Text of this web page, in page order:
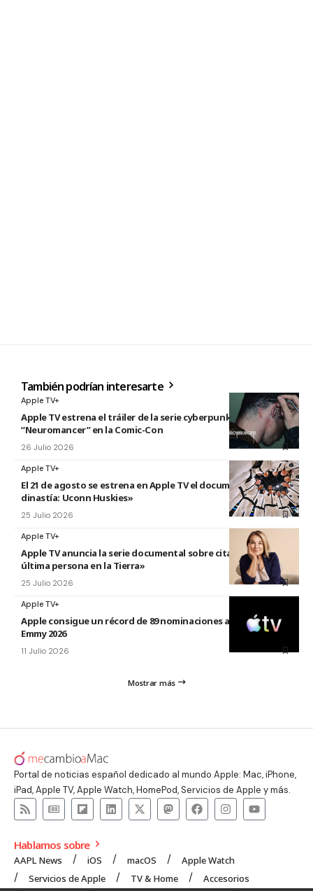
También podrían interesarte
Apple TV+
Apple TV estrena el tráiler de la serie cyberpunk
“Neuromancer” en la Comic-Con
26 Julio 2026
Apple TV+
El 21 de agosto se estrena en Apple TV el documental «La
dinastía: Uconn Huskies»
25 Julio 2026
Apple TV+
Apple TV anuncia la serie documental sobre citas titulada «La
última persona en la Tierra»
25 Julio 2026
Apple TV+
Apple consigue un récord de 89 nominaciones a los premios
Emmy 2026
11 Julio 2026
Mostrar más
Portal de noticias español dedicado al mundo Apple: Mac, iPhone,
iPad, Apple TV, Apple Watch, HomePod, Servicios de Apple y más.
Hablamos sobre
AAPL News iOS macOS
Apple Watch
Servicios de Apple
TV & Home
Accesorios